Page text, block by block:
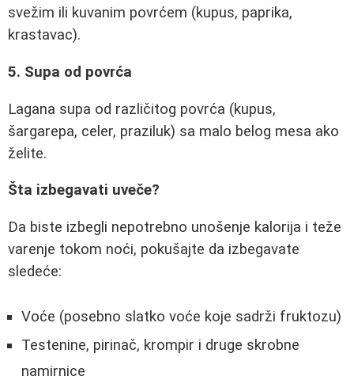
svežim ili kuvanim povrćem (kupus, paprika,
krastavac).
5. Supa od povrća
Lagana supa od različitog povrća (kupus,
šargarepa, celer, praziluk) sa malo belog mesa ako
želite.
Šta izbegavati uveče?
Da biste izbegli nepotrebno unošenje kalorija i teže
varenje tokom noći, pokušajte da izbegavate
sledeće:
Voće (posebno slatko voće koje sadrži fruktozu)
Testenine, pirinač, krompir i druge skrobne
namirnice